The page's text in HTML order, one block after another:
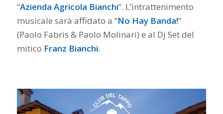
“Azienda Agricola Bianchi”. L’intrattenimento
musicale sarà affidato a “No Hay Banda!”
(Paolo Fabris & Paolo Molinari) e al Dj Set del
mitico Franz Bianchi.